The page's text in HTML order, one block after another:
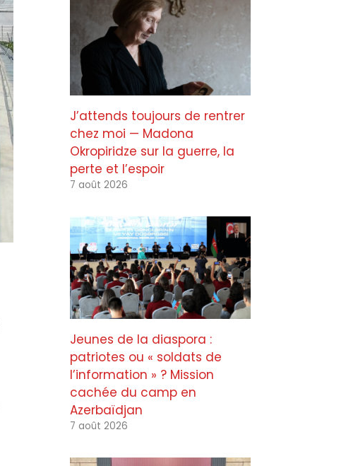
J’attends toujours de rentrer
chez moi — Madona
Okropiridze sur la guerre, la
perte et l’espoir
7 août 2026
Jeunes de la diaspora :
patriotes ou « soldats de
l’information » ? Mission
cachée du camp en
Azerbaïdjan
7 août 2026